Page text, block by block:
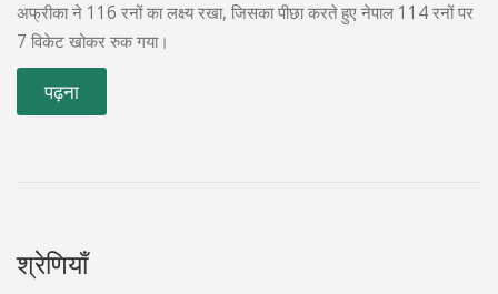
अफ्रीका ने 116 रनों का लक्ष्य रखा, जिसका पीछा करते हुए नेपाल 114 रनों पर
7 विकेट खोकर रुक गया।
पढ़ना
श्रेणियाँ